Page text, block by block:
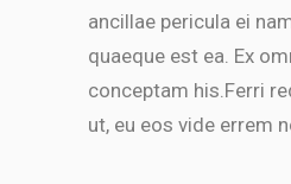
ancillae pericula ei
quaeque est ea. Ex
conceptam his.Ferri
ut, eu eos vide errem